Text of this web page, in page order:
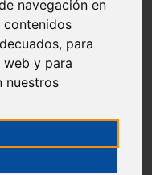
navegación en
contenidos
para
y para
nuestros
para eliminar la
dental en la zona de la
infección. La intervención